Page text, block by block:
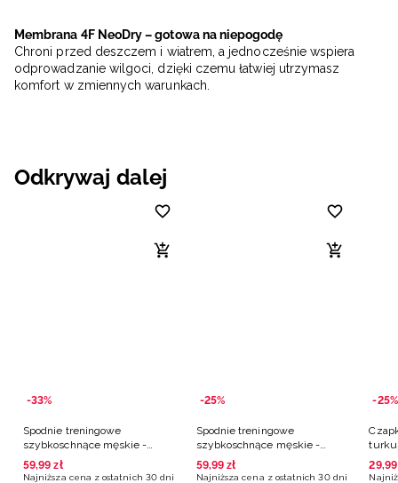
Membrana 4F NeoDry – gotowa na niepogodę
Chroni przed deszczem i wiatrem, a jednocześnie wspiera
odprowadzanie wilgoci, dzięki czemu łatwiej utrzymasz
komfort w zmiennych warunkach.
Odkrywaj dalej
-33%
Spodnie treningowe
szybkoschnące męskie -
turkusowy
59,99 zł
Najniższa cena z ostatnich 30 dni
-25%
Spodnie treningowe
szybkoschnące męskie -
czerwone
59,99 zł
Najniższa cena z ostatnich 30 dni
-25%
29,99